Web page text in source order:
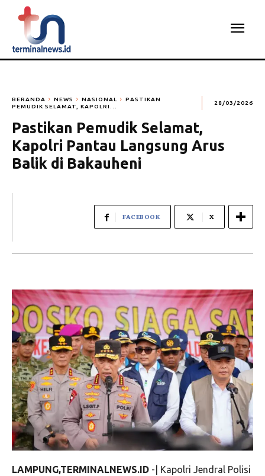
BERANDA NEWS NASIONAL
PASTIKAN
PEMUDIK SELAMAT, KAPOLRI...
28/03/2026
Pastikan Pemudik Selamat,
Kapolri Pantau Langsung Arus
Balik di Bakauheni
FACEBOOK X
LAMPUNG,TERMINALNEWS.ID -| Kapolri Jendral Polisi